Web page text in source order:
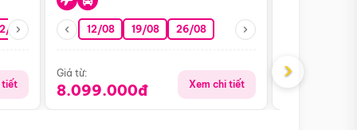
08 26/08 05/09 09/09 12/09
tiết
12/08 19/08 26/08
Giá từ:
8.099.000đ Xem chi tiết
Giá từ:
›